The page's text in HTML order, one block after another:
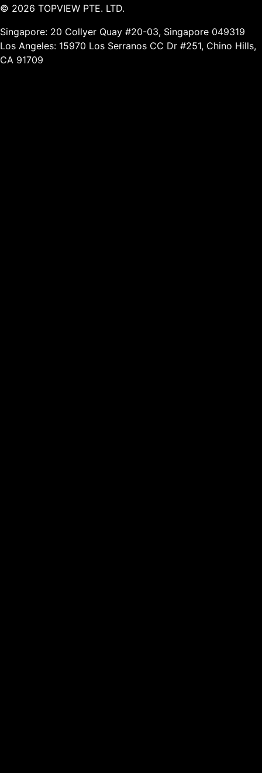
© 2026 TOPVIEW PTE. LTD.
Singapore: 20 Collyer Quay #20-03, Singapore 049319
Los Angeles: 15970 Los Serranos CC Dr #251, Chino Hills,
CA 91709